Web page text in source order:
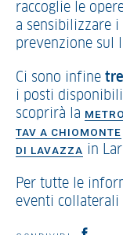
raccoglie le
a sensibilizzare
prevenzione sul
Ci sono infine
i posti
scoprirà la
TAV A CHIOMONTE
DI LAVAZZA in
Per tutte le
eventi